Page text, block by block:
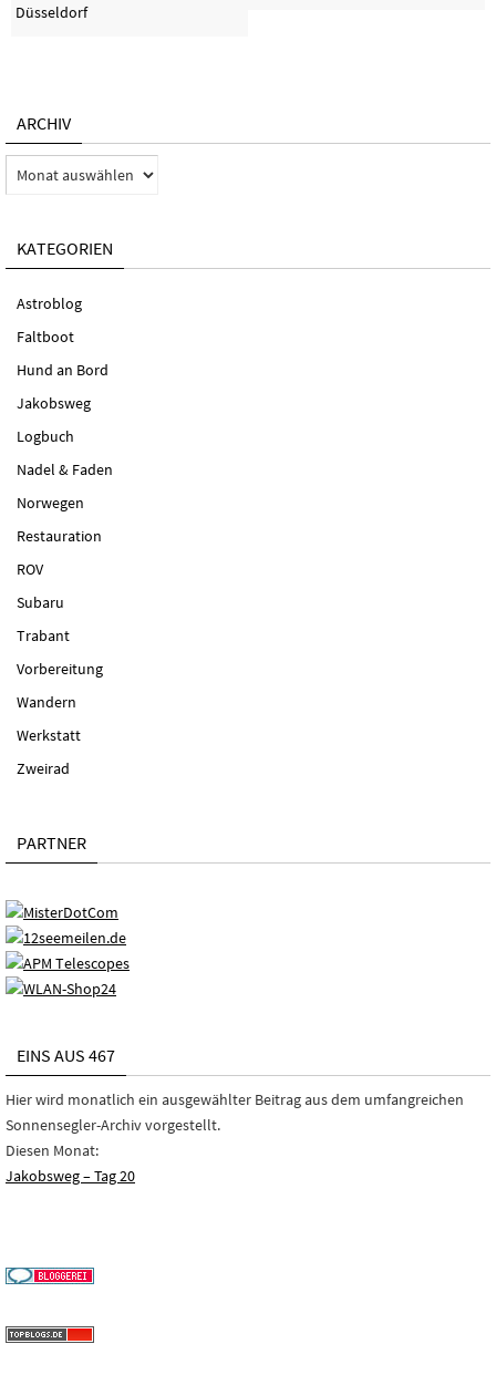
Düsseldorf
ARCHIV
Archiv
KATEGORIEN
Astroblog
Faltboot
Hund an Bord
Jakobsweg
Logbuch
Nadel & Faden
Norwegen
Restauration
ROV
Subaru
Trabant
Vorbereitung
Wandern
Werkstatt
Zweirad
PARTNER
EINS AUS 467
Hier wird monatlich ein ausgewählter Beitrag aus dem umfangreichen
Sonnensegler-Archiv vorgestellt.
Diesen Monat:
Jakobsweg – Tag 20